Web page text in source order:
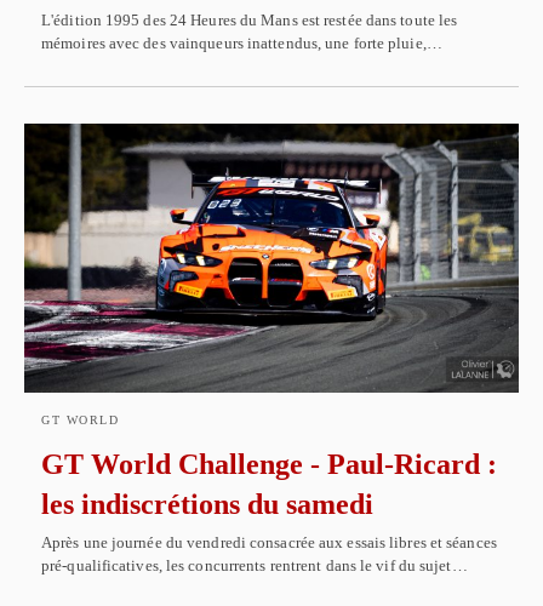
L'édition 1995 des 24 Heures du Mans est restée dans toute les
mémoires avec des vainqueurs inattendus, une forte pluie,…
GT WORLD
GT World Challenge - Paul-Ricard :
les indiscrétions du samedi
Après une journée du vendredi consacrée aux essais libres et séances
pré-qualificatives, les concurrents rentrent dans le vif du sujet…